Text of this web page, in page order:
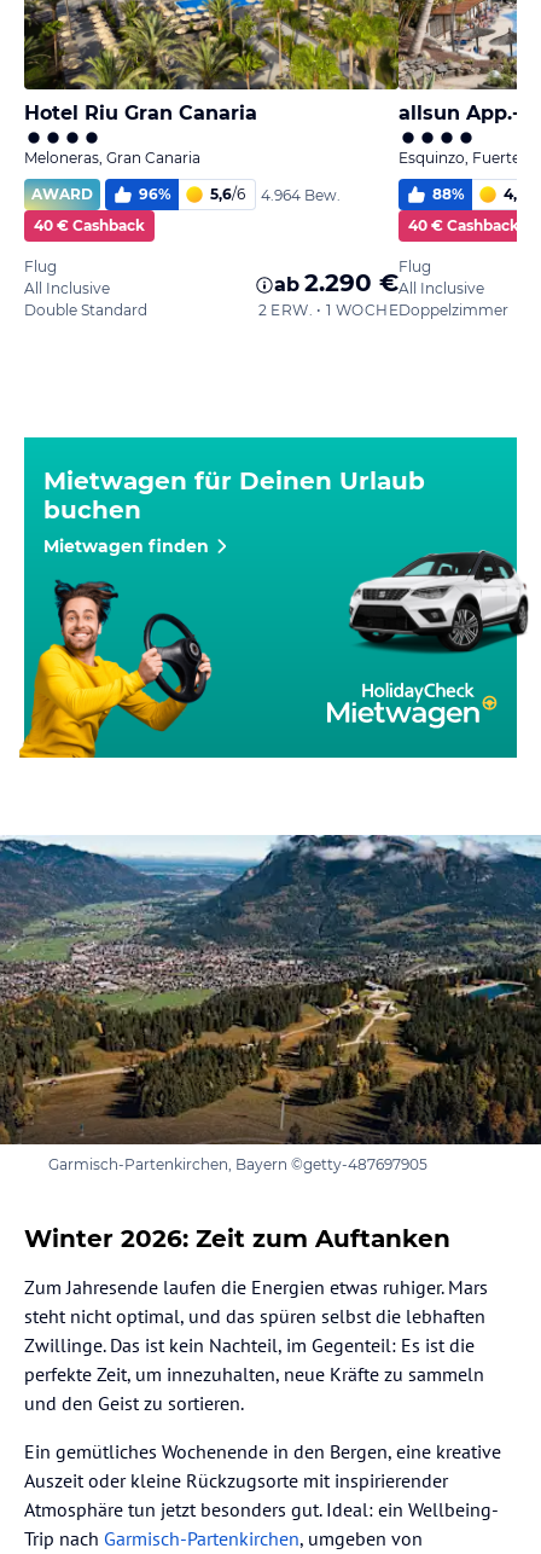
Hotel Riu Gran Canaria
Meloneras, Gran Canaria
AWARD
96% 5,6/6
4.964 Bew.
40 € Cashback
Flug
All Inclusive
Double Standard
ab 2.290 €
2 ERW. • 1 WOCHE
allsun App.-
Esquinzo,
88% 4,9
40 € Cashback
Flug
All Inclusive
Doppelzimmer
Mietwagen für Deinen Urlaub
buchen
Mietwagen finden
Garmisch-Partenkirchen, Bayern ©getty-487697905
Winter 2026: Zeit zum Auftanken
Zum Jahresende laufen die Energien etwas ruhiger. Mars
steht nicht optimal, und das spüren selbst die lebhaften
Zwillinge. Das ist kein Nachteil, im Gegenteil: Es ist die
perfekte Zeit, um innezuhalten, neue Kräfte zu sammeln
und den Geist zu sortieren.
Ein gemütliches Wochenende in den Bergen, eine kreative
Auszeit oder kleine Rückzugsorte mit inspirierender
Atmosphäre tun jetzt besonders gut. Ideal: ein Wellbeing-
Trip nach Garmisch-Partenkirchen, umgeben von